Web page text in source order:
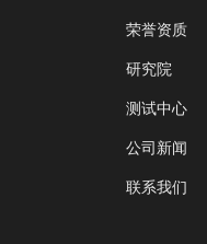
荣誉资质
研究院
测试中心
公司新闻
联系我们